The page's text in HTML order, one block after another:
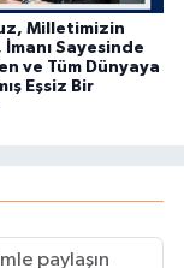
Milletimizin
İmanı Sayesinde
ve Tüm Dünyaya
Eşsiz Bir